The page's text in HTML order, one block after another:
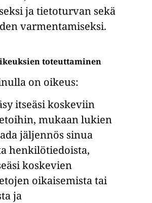
ja tietoturvan sekä
varmentamiseksi.
toteuttaminen
on oikeus:
itseäsi koskeviin
mukaan lukien
jäljennös sinua
henkilötiedoista,
koskevien
oikaisemista tai
ja